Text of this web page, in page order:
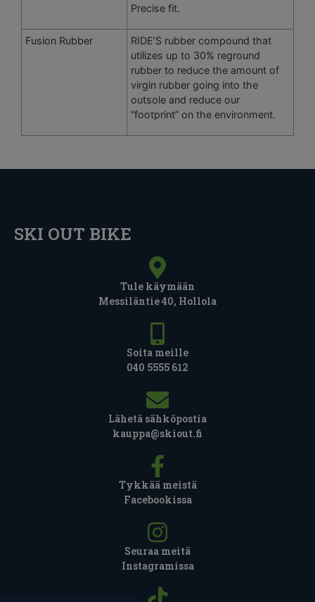
Precise fit.
Fusion Rubber
RIDE’S rubber compound that
utilizes up to 30% reground
rubber to reduce the amount of
virgin rubber going into the
outsole and reduce our
“footprint” on the environment.
SKI OUT BIKE
Tule käymään
Messiläntie 40, Hollola
Soita meille
040 5555 612
Lähetä sähköpostia
kauppa@skiout.fi
Tykkää meistä
Facebookissa
Seuraa meitä
Instagramissa